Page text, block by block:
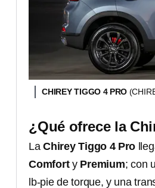
CHIREY TIGGO 4 PRO
¿Qué ofrece la
La Chirey Tiggo 4 Pro
Comforty Premium; con
lb-pie de torque, y una